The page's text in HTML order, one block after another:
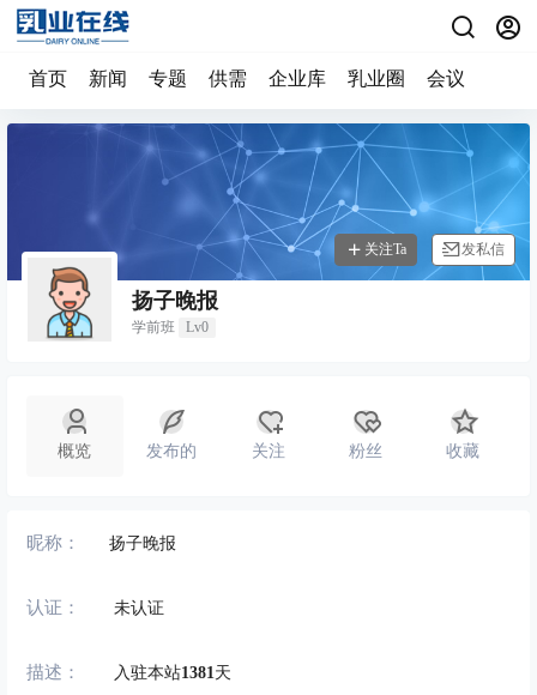
首页 新闻 专题 供需 企业库 乳业圈 会议
扬子晚报
学前班 Lv0
关注Ta 发私信
概览 发布的 关注 粉丝 收藏
昵称： 扬子晚报
认证： 未认证
描述： 入驻本站1381 天